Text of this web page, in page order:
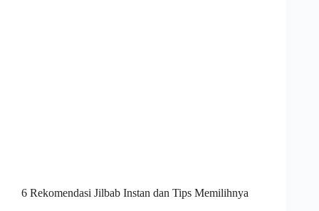
6 Rekomendasi Jilbab Instan dan Tips Memilihnya